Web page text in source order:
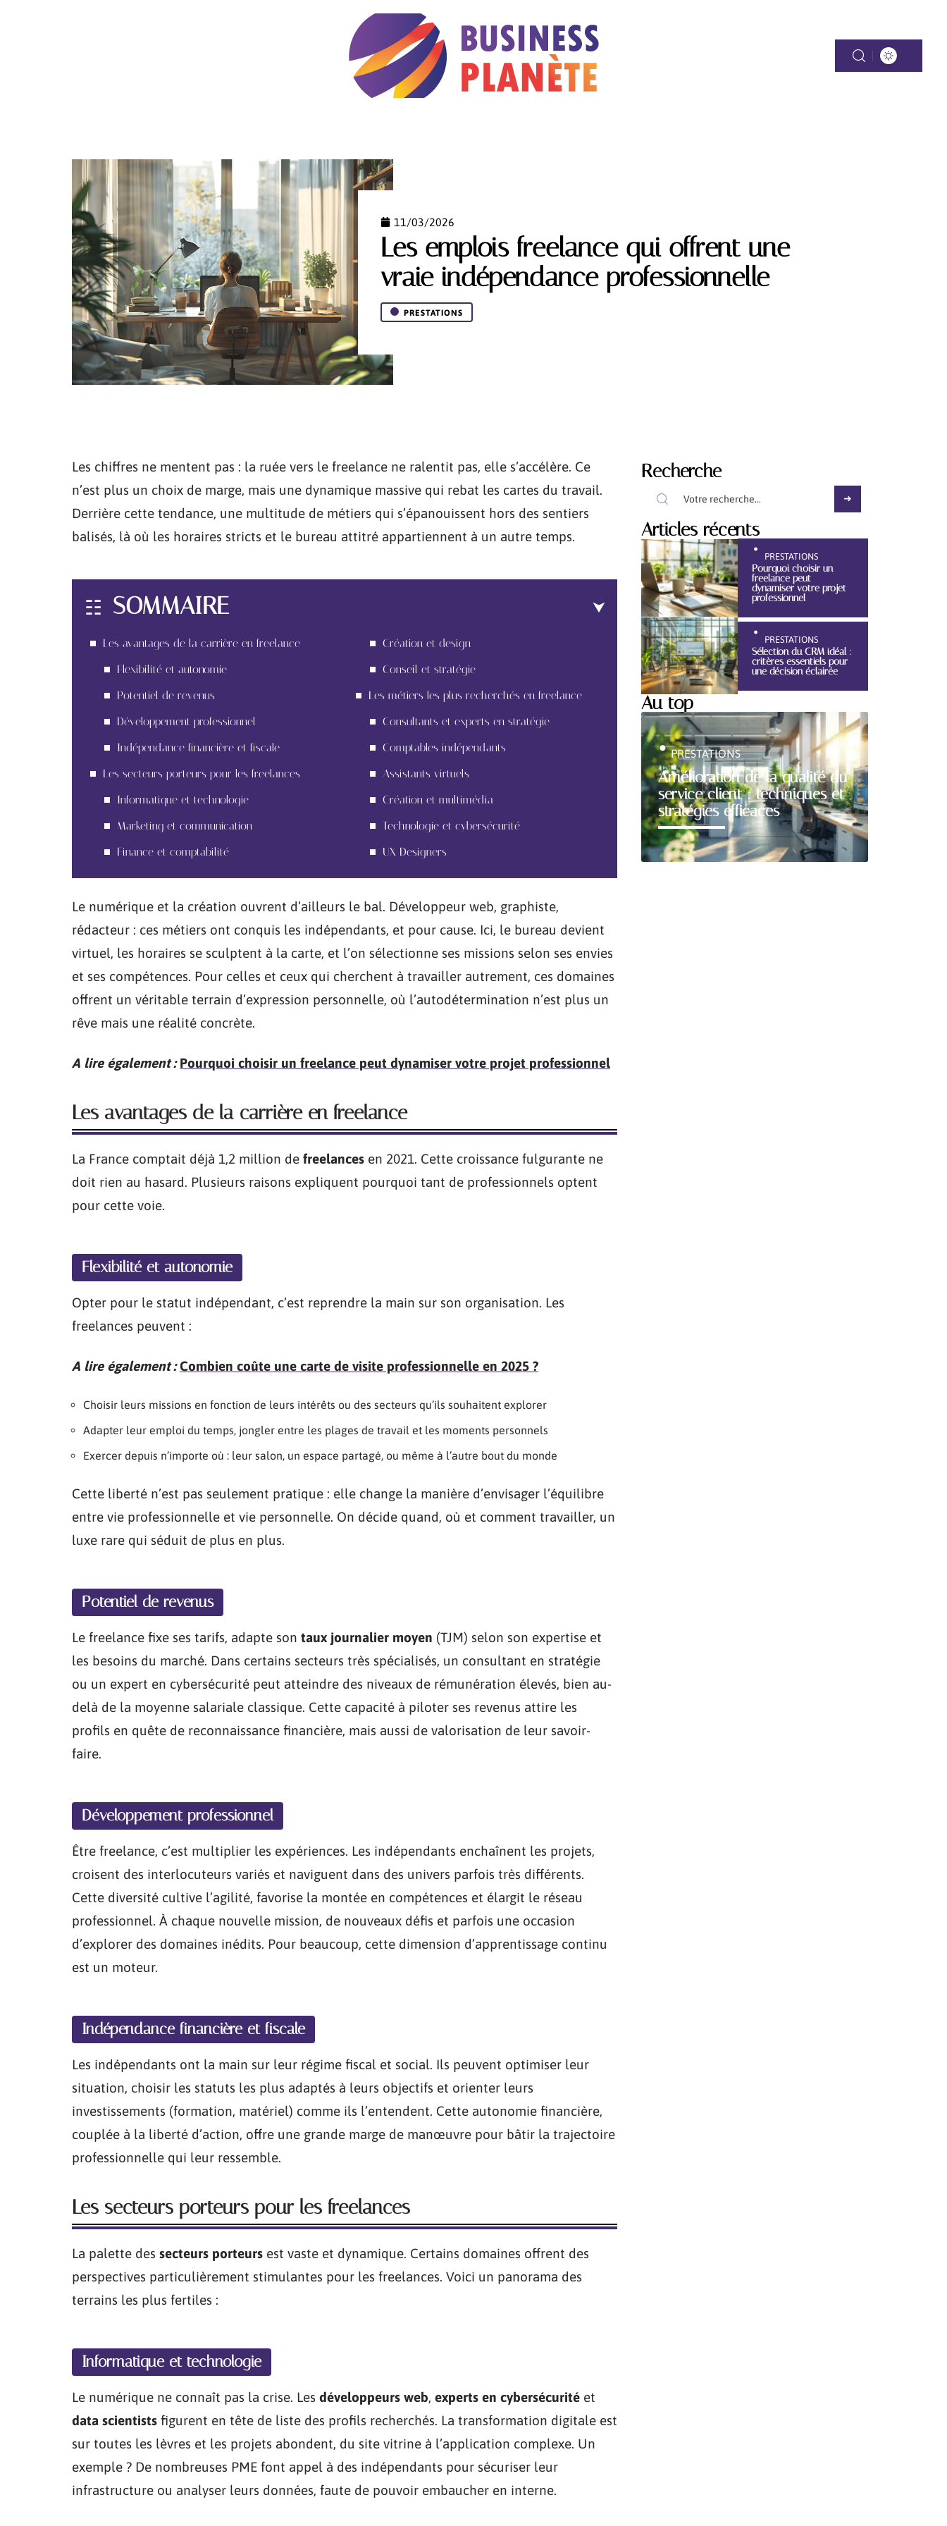
11/03/2026
Les emplois freelance qui offrent une
vraie indépendance professionnelle
PRESTATIONS
Les chiffres ne mentent pas : la ruée vers le freelance ne ralentit pas, elle s’accélère. Ce
n’est plus un choix de marge, mais une dynamique massive qui rebat les cartes du travail.
Derrière cette tendance, une multitude de métiers qui s’épanouissent hors des sentiers
balisés, là où les horaires stricts et le bureau attitré appartiennent à un autre temps.
SOMMAIRE
Les avantages de la carrière en freelance
Flexibilité et autonomie
Potentiel de revenus
Développement professionnel
Indépendance financière et fiscale
Les secteurs porteurs pour les freelances
Informatique et technologie
Marketing et communication
Finance et comptabilité
Création et design
Conseil et stratégie
Les métiers les plus recherchés en freelance
Consultants et experts en stratégie
Comptables indépendants
Assistants virtuels
Création et multimédia
Technologie et cybersécurité
UX Designers
Le numérique et la création ouvrent d’ailleurs le bal. Développeur web, graphiste,
rédacteur : ces métiers ont conquis les indépendants, et pour cause. Ici, le bureau devient
virtuel, les horaires se sculptent à la carte, et l’on sélectionne ses missions selon ses envies
et ses compétences. Pour celles et ceux qui cherchent à travailler autrement, ces domaines
offrent un véritable terrain d’expression personnelle, où l’autodétermination n’est plus un
rêve mais une réalité concrète.
A lire également : Pourquoi choisir un freelance peut dynamiser votre projet professionnel
Les avantages de la carrière en freelance
La France comptait déjà 1,2 million de freelances en 2021. Cette croissance fulgurante ne
doit rien au hasard. Plusieurs raisons expliquent pourquoi tant de professionnels optent
pour cette voie.
Flexibilité et autonomie
Opter pour le statut indépendant, c’est reprendre la main sur son organisation. Les
freelances peuvent :
A lire également : Combien coûte une carte de visite professionnelle en 2025 ?
Choisir leurs missions en fonction de leurs intérêts ou des secteurs qu’ils souhaitent explorer
Adapter leur emploi du temps, jongler entre les plages de travail et les moments personnels
Exercer depuis n’importe où : leur salon, un espace partagé, ou même à l’autre bout du monde
Cette liberté n’est pas seulement pratique : elle change la manière d’envisager l’équilibre
entre vie professionnelle et vie personnelle. On décide quand, où et comment travailler, un
luxe rare qui séduit de plus en plus.
Potentiel de revenus
Le freelance fixe ses tarifs, adapte son taux journalier moyen (TJM) selon son expertise et
les besoins du marché. Dans certains secteurs très spécialisés, un consultant en stratégie
ou un expert en cybersécurité peut atteindre des niveaux de rémunération élevés, bien au-
delà de la moyenne salariale classique. Cette capacité à piloter ses revenus attire les
profils en quête de reconnaissance financière, mais aussi de valorisation de leur savoir-
faire.
Développement professionnel
Être freelance, c’est multiplier les expériences. Les indépendants enchaînent les projets,
croisent des interlocuteurs variés et naviguent dans des univers parfois très différents.
Cette diversité cultive l’agilité, favorise la montée en compétences et élargit le réseau
professionnel. À chaque nouvelle mission, de nouveaux défis et parfois une occasion
d’explorer des domaines inédits. Pour beaucoup, cette dimension d’apprentissage continu
est un moteur.
Indépendance financière et fiscale
Les indépendants ont la main sur leur régime fiscal et social. Ils peuvent optimiser leur
situation, choisir les statuts les plus adaptés à leurs objectifs et orienter leurs
investissements (formation, matériel) comme ils l’entendent. Cette autonomie financière,
couplée à la liberté d’action, offre une grande marge de manœuvre pour bâtir la trajectoire
professionnelle qui leur ressemble.
Les secteurs porteurs pour les freelances
La palette des secteurs porteurs est vaste et dynamique. Certains domaines offrent des
perspectives particulièrement stimulantes pour les freelances. Voici un panorama des
terrains les plus fertiles :
Informatique et technologie
Le numérique ne connaît pas la crise. Les développeurs web, experts en cybersécurité et
data scientists figurent en tête de liste des profils recherchés. La transformation digitale est
sur toutes les lèvres et les projets abondent, du site vitrine à l’application complexe. Un
exemple ? De nombreuses PME font appel à des indépendants pour sécuriser leur
infrastructure ou analyser leurs données, faute de pouvoir embaucher en interne.
Recherche
Articles récents
PRESTATIONS
Pourquoi choisir un
freelance peut
dynamiser votre projet
professionnel
PRESTATIONS
Sélection du CRM idéal :
critères essentiels pour
une décision éclairée
Au top
Amélioration de la qualité du
service client : techniques et
stratégies efficaces
PRESTATIONS